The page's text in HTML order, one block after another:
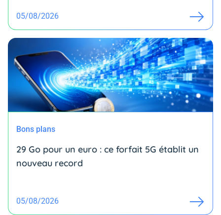
05/08/2026
Bons plans
29 Go pour un euro : ce forfait 5G établit un
nouveau record
05/08/2026